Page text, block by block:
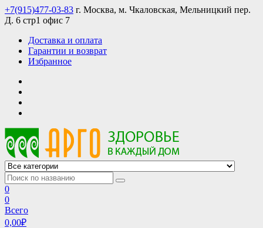
Skip
to
+7(915)477-03-83 г. Москва, м. Чкаловская, Мельницкий пер.
Д. 6 стр1 офис 7
Доставка и оплата
Гарантии и возврат
Избранное
АРГО интернет магазин, доставка в Москве и по всей России
АРГО каталог каталог продукции, официальные цены
0
0
Всего
0,00₽